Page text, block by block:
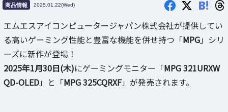
商品情報 2025.01.22(Wed) B!
エムエスアイコンピュータージャパン株式会社が提供してい
る高いゲーミング性能と豊富な機能を併せ持つ「MPG」シリ
ーズに新作が登場！
2025年1月30日(木)にゲーミングモニター「MPG 321URXW
QD-OLED」と「MPG 325CQRXF」が発売されます。